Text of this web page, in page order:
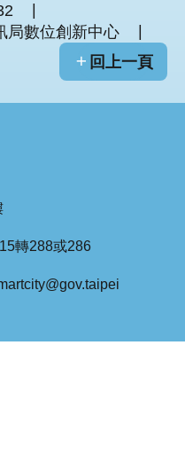
局數位創新中心
回上一頁
轉288或286